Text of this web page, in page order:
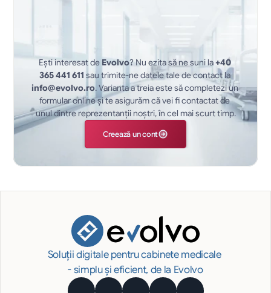
Ești interesat de Evolvo? Nu ezita să ne suni la +40
365 441 611
sau trimite-ne datele tale de contact la
info@evolvo.ro. Varianta a treia este să completezi un
formular online și te asigurăm că vei fi contactat de
unul dintre reprezentanții noștri, în cel mai scurt timp.
Creează un cont
Soluții digitale pentru cabinete medicale
- simplu și eficient, de la Evolvo